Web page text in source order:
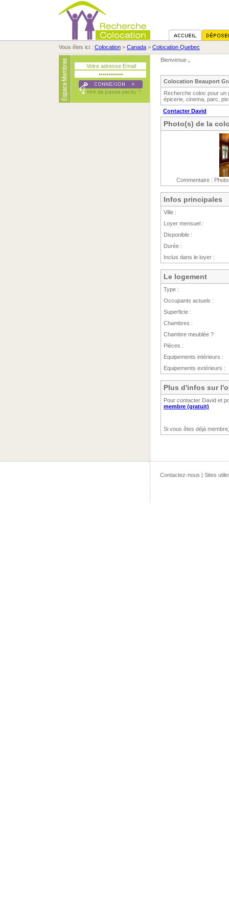
Vous êtes ici : Colocation > Canada > Colocation Quebec
Bienvenue ,
Colocation Beauport
Recherche coloc pour un
épicerie, cinema, parc,
Contacter David
Photo(s) de la
Commentaire :
Infos principales
Ville :
Loyer mensuel :
Disponible :
Durée :
Inclus dans le loyer :
Le logement
Type :
Occupants actuels :
Superficie :
Chambres :
Chambre meublée ?
Pièces :
Equipements intérieurs :
Equipements extérieurs :
Plus d'infos sur
Pour contacter David et
membre (gratuit)
Si vous êtes déjà
Contactez-nous | Sites